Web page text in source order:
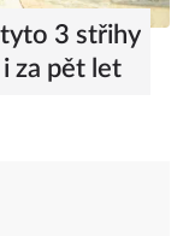
3 střihy
za pět let